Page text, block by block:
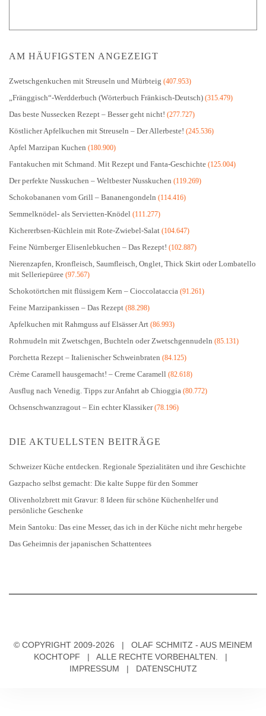
AM HÄUFIGSTEN ANGEZEIGT
Zwetschgenkuchen mit Streuseln und Mürbteig (407.953)
„Fränggisch“-Werdderbuch (Wörterbuch Fränkisch-Deutsch) (315.479)
Das beste Nussecken Rezept – Besser geht nicht! (277.727)
Köstlicher Apfelkuchen mit Streuseln – Der Allerbeste! (245.536)
Apfel Marzipan Kuchen (180.900)
Fantakuchen mit Schmand. Mit Rezept und Fanta-Geschichte (125.004)
Der perfekte Nusskuchen – Weltbester Nusskuchen (119.269)
Schokobananen vom Grill – Bananengondeln (114.416)
Semmelknödel- als Servietten-Knödel (111.277)
Kichererbsen-Küchlein mit Rote-Zwiebel-Salat (104.647)
Feine Nürnberger Elisenlebkuchen – Das Rezept! (102.887)
Nierenzapfen, Kronfleisch, Saumfleisch, Onglet, Thick Skirt oder Lombatello
mit Selleriepüree (97.567)
Schokotörtchen mit flüssigem Kern – Cioccolataccia (91.261)
Feine Marzipankissen – Das Rezept (88.298)
Apfelkuchen mit Rahmguss auf Elsässer Art (86.993)
Rohrnudeln mit Zwetschgen, Buchteln oder Zwetschgennudeln (85.131)
Porchetta Rezept – Italienischer Schweinbraten (84.125)
Crème Caramell hausgemacht! – Creme Caramell (82.618)
Ausflug nach Venedig. Tipps zur Anfahrt ab Chioggia (80.772)
Ochsenschwanzragout – Ein echter Klassiker(78.196)
DIE AKTUELLSTEN BEITRÄGE
Schweizer Küche entdecken. Regionale Spezialitäten und ihre Geschichte
Gazpacho selbst gemacht: Die kalte Suppe für den Sommer
Olivenholzbrett mit Gravur: 8 Ideen für schöne Küchenhelfer und
persönliche Geschenke
Mein Santoku: Das eine Messer, das ich in der Küche nicht mehr hergebe
Das Geheimnis der japanischen Schattentees
© COPYRIGHT 2009-2026 | OLAF SCHMITZ - AUS MEINEM
KOCHTOPF | ALLE RECHTE VORBEHALTEN. |
IMPRESSUM | DATENSCHUTZ